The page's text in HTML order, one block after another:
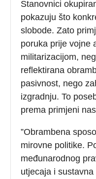
Stanovnici
pokazuju što
slobode. Zato
poruka prije vojne
militarizacijom,
reflektirana
pasivnost, nego
izgradnju. To
prema primjeni
”Obrambena
mirovne politike.
međunarodnog
utjecaja i